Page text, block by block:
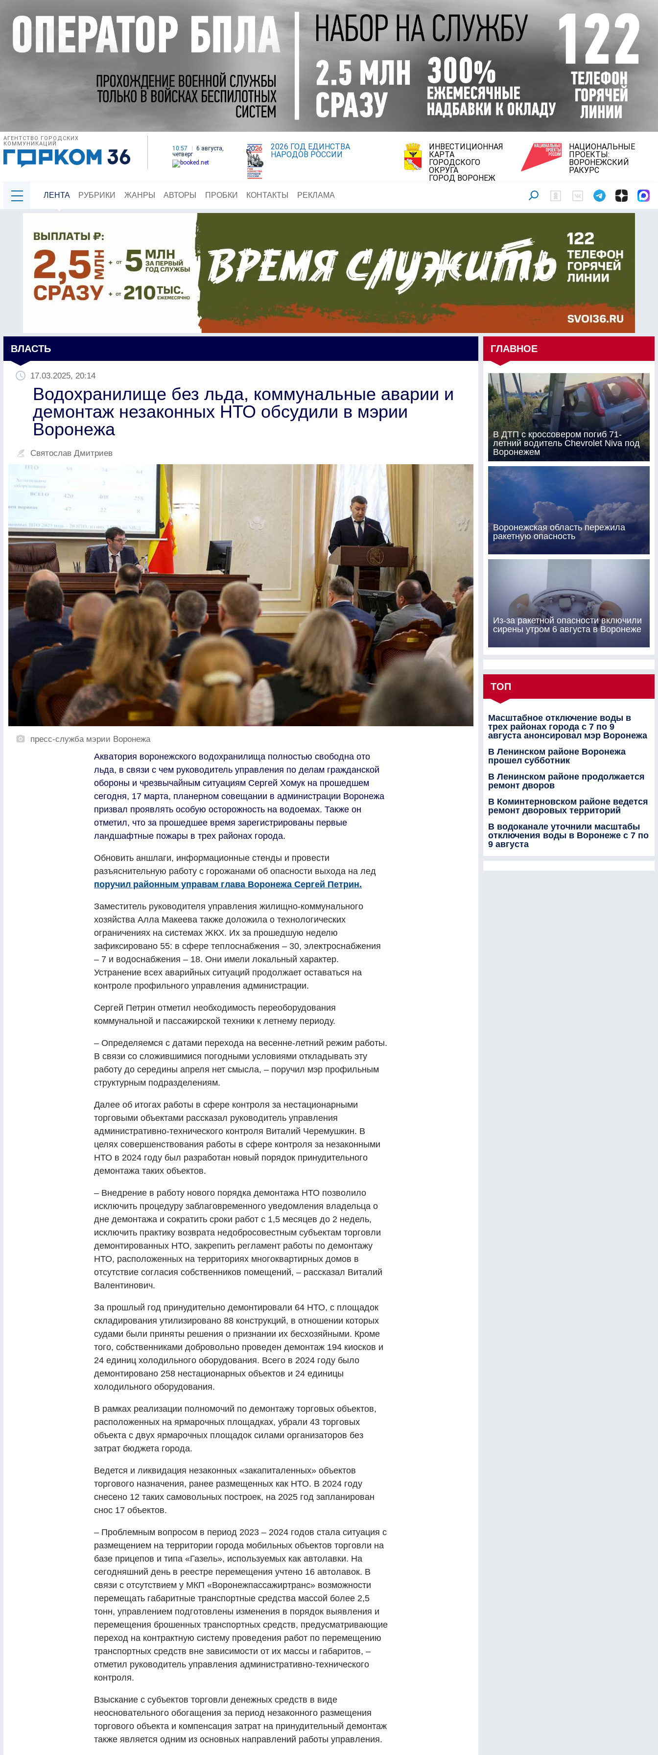
АГЕНТСТВО ГОРОДСКИХ
КОММУНИКАЦИЙ
10:57
6 августа,
четверг
2026 ГОД ЕДИНСТВА
НАРОДОВ РОССИИ
ИНВЕСТИЦИОННАЯ
КАРТА
ГОРОДСКОГО
ОКРУГА
ГОРОД ВОРОНЕЖ
НАЦИОНАЛЬНЫЕ
ПРОЕКТЫ:
ВОРОНЕЖСКИЙ
РАКУРС
ЛЕНТА РУБРИКИ ЖАНРЫ АВТОРЫ ПРОБКИ КОНТАКТЫ РЕКЛАМА
ВЛАСТЬ
17.03.2025, 20:14
Водохранилище без льда, коммунальные аварии и
демонтаж незаконных НТО обсудили в мэрии
Воронежа
Святослав Дмитриев
пресс-служба мэрии Воронежа
Акватория воронежского водохранилища полностью свободна ото
льда, в связи с чем руководитель управления по делам гражданской
обороны и чрезвычайным ситуациям Сергей Хомук на прошедшем
сегодня, 17 марта, планерном совещании в администрации Воронежа
призвал проявлять особую осторожность на водоемах. Также он
отметил, что за прошедшее время зарегистрированы первые
ландшафтные пожары в трех районах города.
Обновить аншлаги, информационные стенды и провести
разъяснительную работу с горожанами об опасности выхода на лед
поручил районным управам глава Воронежа Сергей Петрин.
Заместитель руководителя управления жилищно-коммунального
хозяйства Алла Макеева также доложила о технологических
ограничениях на системах ЖКХ. Их за прошедшую неделю
зафиксировано 55: в сфере теплоснабжения – 30, электроснабжения
– 7 и водоснабжения – 18. Они имели локальный характер.
Устранение всех аварийных ситуаций продолжает оставаться на
контроле профильного управления администрации.
Сергей Петрин отметил необходимость переоборудования
коммунальной и пассажирской техники к летнему периоду.
– Определяемся с датами перехода на весенне-летний режим работы.
В связи со сложившимися погодными условиями откладывать эту
работу до середины апреля нет смысла, – поручил мэр профильным
структурным подразделениям.
Далее об итогах работы в сфере контроля за нестационарными
торговыми объектами рассказал руководитель управления
административно-технического контроля Виталий Черемушкин. В
целях совершенствования работы в сфере контроля за незаконными
НТО в 2024 году был разработан новый порядок принудительного
демонтажа таких объектов.
– Внедрение в работу нового порядка демонтажа НТО позволило
исключить процедуру заблаговременного уведомления владельца о
дне демонтажа и сократить сроки работ с 1,5 месяцев до 2 недель,
исключить практику возврата недобросовестным субъектам торговли
демонтированных НТО, закрепить регламент работы по демонтажу
НТО, расположенных на территориях многоквартирных домов в
отсутствие согласия собственников помещений, – рассказал Виталий
Валентинович.
За прошлый год принудительно демонтировали 64 НТО, с площадок
складирования утилизировано 88 конструкций, в отношении которых
судами были приняты решения о признании их бесхозяйными. Кроме
того, собственниками добровольно проведен демонтаж 194 киосков и
24 единиц холодильного оборудования. Всего в 2024 году было
демонтировано 258 нестационарных объектов и 24 единицы
холодильного оборудования.
В рамках реализации полномочий по демонтажу торговых объектов,
расположенных на ярмарочных площадках, убрали 43 торговых
объекта с двух ярмарочных площадок силами организаторов без
затрат бюджета города.
Ведется и ликвидация незаконных «закапиталенных» объектов
торгового назначения, ранее размещенных как НТО. В 2024 году
снесено 12 таких самовольных построек, на 2025 год запланирован
снос 17 объектов.
– Проблемным вопросом в период 2023 – 2024 годов стала ситуация с
размещением на территории города мобильных объектов торговли на
базе прицепов и типа «Газель», используемых как автолавки. На
сегодняшний день в реестре перемещения учтено 16 автолавок. В
связи с отсутствием у МКП «Воронежпассажиртранс» возможности
перемещать габаритные транспортные средства массой более 2,5
тонн, управлением подготовлены изменения в порядок выявления и
перемещения брошенных транспортных средств, предусматривающие
переход на контрактную систему проведения работ по перемещению
транспортных средств вне зависимости от их массы и габаритов, –
отметил руководитель управления административно-технического
контроля.
Взыскание с субъектов торговли денежных средств в виде
неосновательного обогащения за период незаконного размещения
торгового объекта и компенсация затрат на принудительный демонтаж
также является одним из основных направлений работы управления.
ГЛАВНОЕ
В ДТП с кроссовером погиб 71-
летний водитель Chevrolet Niva под
Воронежем
Воронежская область пережила
ракетную опасность
Из-за ракетной опасности включили
сирены утром 6 августа в Воронеже
ТОП
Масштабное отключение воды в
трех районах города с 7 по 9
августа анонсировал мэр Воронежа
В Ленинском районе Воронежа
прошел субботник
В Ленинском районе продолжается
ремонт дворов
В Коминтерновском районе ведется
ремонт дворовых территорий
В водоканале уточнили масштабы
отключения воды в Воронеже с 7 по
9 августа